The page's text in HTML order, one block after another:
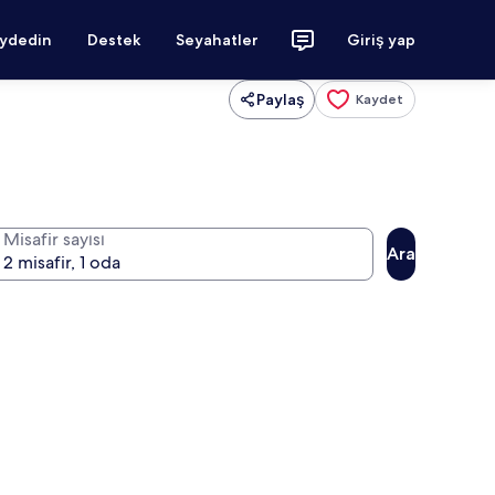
Destek Seyahatler Giriş yap
Paylaş Kaydet
Misafir sayısı
Ara